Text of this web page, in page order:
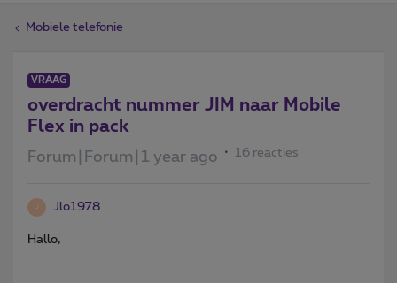
Mobiele telefonie
VRAAG
overdracht nummer JIM naar Mobile
Flex in pack
Forum|Forum|1 year ago 16 reacties
J Jlo1978
Hallo,